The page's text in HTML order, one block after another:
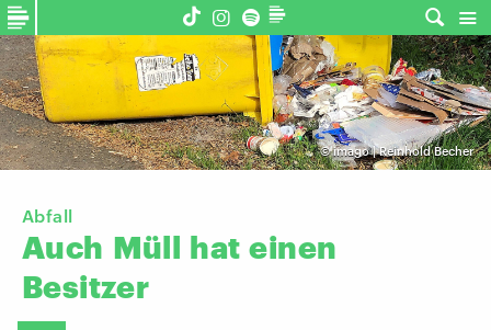
©imago | Reinhold Becher
Abfall
Auch Müll hat einen
Besitzer